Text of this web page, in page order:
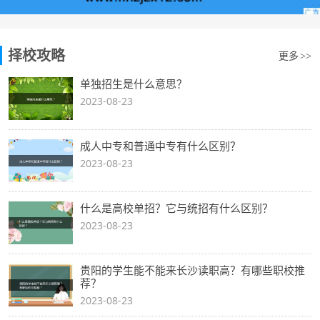
择校攻略 更多 >>
单独招生是什么意思？
2023-08-23
成人中专和普通中专有什么区别？
2023-08-23
什么是高校单招？它与统招有什么区别？
2023-08-23
贵阳的学生能不能来长沙读职高？有哪些职校推
荐？
2023-08-23